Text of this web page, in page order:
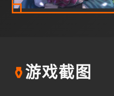
⚱️游戏截图